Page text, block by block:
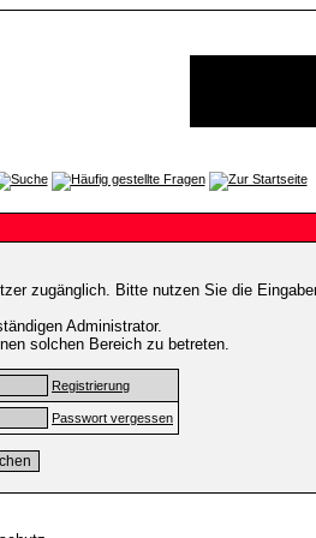
zugänglich. Bitte nutzen Sie die
Administrator.
solchen Bereich zu betreten.
Registrierung
Passwort vergessen